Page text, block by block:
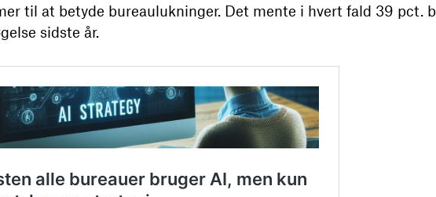
til at betyde bureaulukninger. Det mente i hvert fald 39 pct.
sidste år.